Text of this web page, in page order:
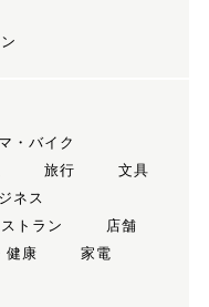
・バイク
旅行
文具
ネス
トラン
店舗
健康
家電